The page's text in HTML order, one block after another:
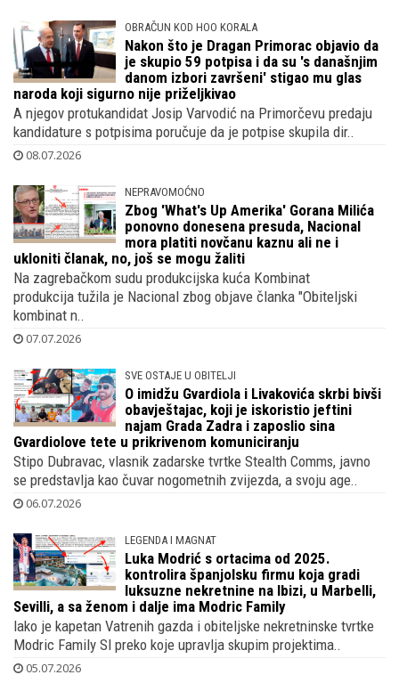
OBRAČUN KOD HOO KORALA
Nakon što je Dragan Primorac objavio da
je skupio 59 potpisa i da su 's današnjim
danom izbori završeni' stigao mu glas
naroda koji sigurno nije priželjkivao
A njegov protukandidat Josip Varvodić na Primorčevu predaju
kandidature s potpisima poručuje da je potpise skupila dir..
NEPRAVOMOĆNO
Zbog 'What's Up Amerika' Gorana Milića
ponovno donesena presuda, Nacional
mora platiti novčanu kaznu ali ne i
ukloniti članak, no, još se mogu žaliti
Na zagrebačkom sudu produkcijska kuća Kombinat
produkcija tužila je Nacional zbog objave članka "Obiteljski
kombinat n..
SVE OSTAJE U OBITELJI
O imidžu Gvardiola i Livakovića skrbi bivši
obavještajac, koji je iskoristio jeftini
najam Grada Zadra i zaposlio sina
Gvardiolove tete u prikrivenom komuniciranju
Stipo Dubravac, vlasnik zadarske tvrtke Stealth Comms, javno
se predstavlja kao čuvar nogometnih zvijezda, a svoju age..
LEGENDA I MAGNAT
Luka Modrić s ortacima od 2025.
kontrolira španjolsku firmu koja gradi
luksuzne nekretnine na Ibizi, u Marbelli,
Sevilli, a sa ženom i dalje ima Modric Family
Iako je kapetan Vatrenih gazda i obiteljske nekretninske tvrtke
Modric Family Sl preko koje upravlja skupim projektima..